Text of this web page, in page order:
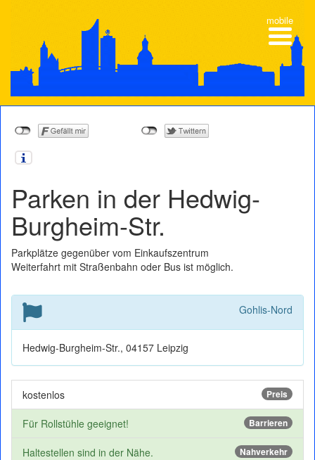
Parken in der Hedwig-
Burgheim-Str.
Parkplätze gegenüber vom Einkaufszentrum
Wei­ter­fahrt mit Stra­ßen­bahn oder Bus ist möglich.
Gohlis-Nord
Hedwig-Burgheim-Str., 04157 Leipzig
Preis
kostenlos
Barrieren
Für Rollstühle geeignet!
Nahverkehr
Haltestellen sind in der Nähe.
mobile